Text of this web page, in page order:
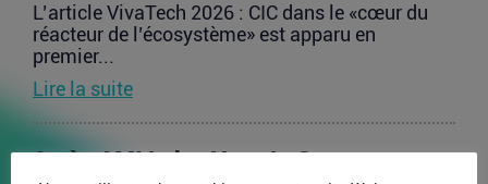
L’article VivaTech 2026 : CIC dans le «cœur du
réacteur de l’écosystème» est apparu en
premier...
Lire la suite
Après AMI Labs, Yann LeCun veut